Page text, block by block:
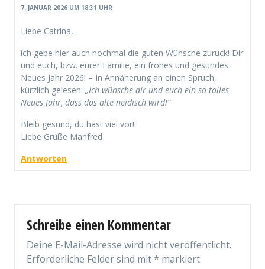
7. JANUAR 2026 UM 18:31 UHR
Liebe Catrina,
ich gebe hier auch nochmal die guten Wünsche zurück! Dir
und euch, bzw. eurer Familie, ein frohes und gesundes
Neues Jahr 2026! – In Annäherung an einen Spruch,
kürzlich gelesen: „Ich wünsche dir und euch ein so tolles
Neues Jahr, dass das alte neidisch wird!“
Bleib gesund, du hast viel vor!
Liebe Grüße Manfred
Antworten
Schreibe einen Kommentar
Deine E-Mail-Adresse wird nicht veröffentlicht.
Erforderliche Felder sind mit* markiert